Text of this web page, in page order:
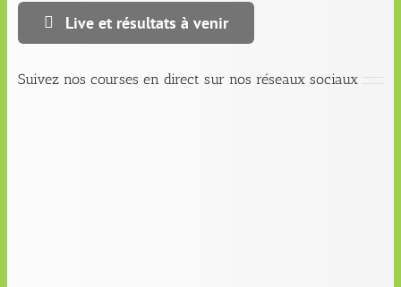
Live et résultats à venir
Suivez nos courses en direct sur nos réseaux sociaux